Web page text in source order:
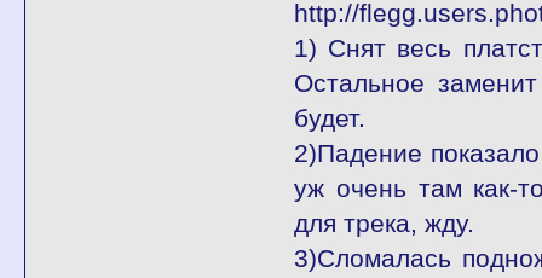
1) Снят весь
Остальное
будет.
2)Падение
уж очень там как-
для трека, жду.
3)Сломалась